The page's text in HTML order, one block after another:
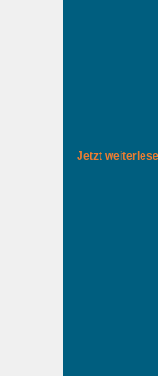
Jetzt